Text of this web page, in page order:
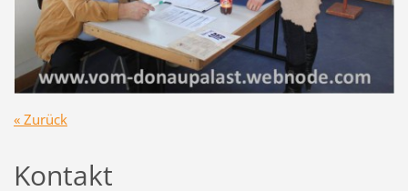
« Zurück
Kontakt